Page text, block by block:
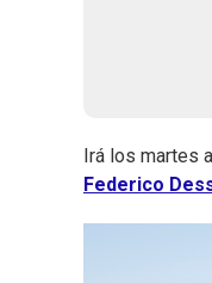
Irá los martes
Federico